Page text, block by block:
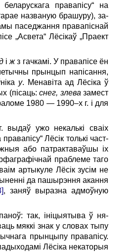
правапісу“ на
названую брашуру), за­
паседжання правапіснай
„Асвета“ Лёсікаў „Праект
іжз гачкамі. У правапісе ён
прынцып напісання,
у. Менавіта ад Лёсіка ў
(пісаць:снег, злева замест
1980 — 1990–х г. і для
выдаў ужо некалькі сваіх
Лёсік толькі част­
або патрактаваўшы іх
праблеме таго
артыкуле Лёсік зусім не
да пашырэння акання
, заняў выразна адмоўную
так, ініцыятыва ў ня­
мяккі знак у словах тыпу
прынцыпу права­пісу.
Лёсіка некаторыя